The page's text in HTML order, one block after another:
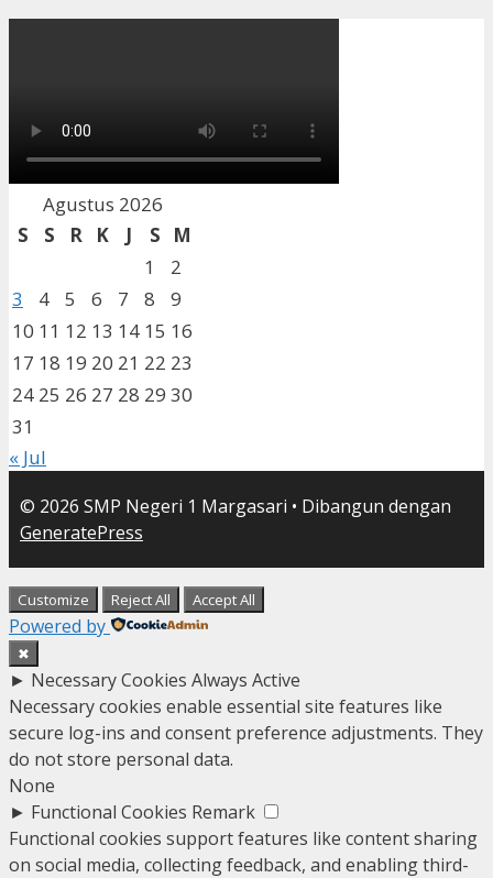
Agustus 2026
S
S R K J S
M
1
2
3
4 5 6 7 8
9
10 11 12 13 14 15 16
17 18 19 20 21 22 23
24 25 26 27 28 29 30
31
« Jul
© 2026 SMP Negeri 1 Margasari • Dibangun dengan
GeneratePress
Customize Reject All Accept All
Powered by
✖
► Necessary Cookies Always Active
Necessary cookies enable essential site features like
secure log-ins and consent preference adjustments. They
do not store personal data.
None
► Functional Cookies Remark
Functional cookies support features like content sharing
on social media, collecting feedback, and enabling third-